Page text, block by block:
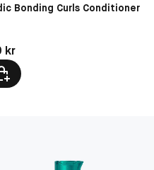
Bonding Curls Conditioner
410 kr
kr